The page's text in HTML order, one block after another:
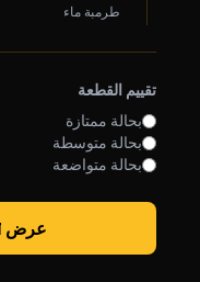
طرمبة ماء
تقييم القطعة
بحالة ممتازة
بحالة متوسطة
بحالة متواضعة
عرض 221 عنصر